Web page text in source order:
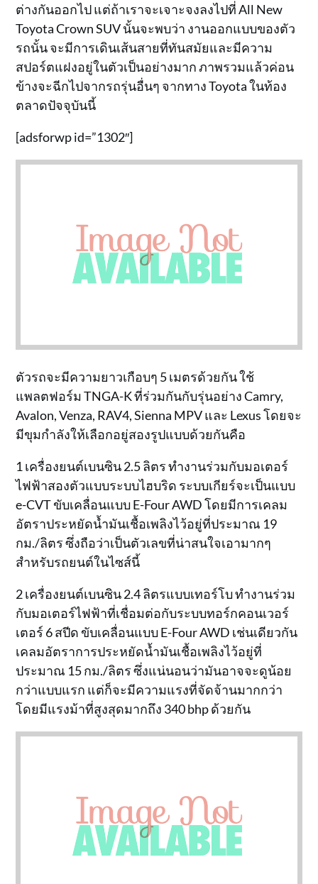
ต่างกันออกไป แต่ถ้าเราจะเจาะจงลงไปที่ All New
Toyota Crown SUV นั้นจะพบว่า งานออกแบบของตัว
รถนั้น จะมีการเดินเส้นสายที่ทันสมัยและมีความ
สปอร์ตแฝงอยู่ในตัวเป็นอย่างมาก ภาพรวมแล้วค่อน
ข้างจะฉีกไปจากรถรุ่นอื่นๆ จากทาง Toyota ในท้อง
ตลาดปัจจุบันนี้
[adsforwp id=”1302″]
ตัวรถจะมีความยาวเกือบๆ 5 เมตรด้วยกัน ใช้
แพลตฟอร์ม TNGA-K ที่ร่วมกันกับรุ่นอย่าง Camry,
Avalon, Venza, RAV4, Sienna MPV และ Lexus โดยจะ
มีขุมกำลังให้เลือกอยู่สองรูปแบบด้วยกันคือ
1 เครื่องยนต์เบนซิน 2.5 ลิตร ทำงานร่วมกับมอเตอร์
ไฟฟ้าสองตัวแบบระบบไฮบริด ระบบเกียร์จะเป็นแบบ
e-CVT ขับเคลื่อนแบบ E-Four AWD โดยมีการเคลม
อัตราประหยัดน้ำมันเชื้อเพลิงไว้อยู่ที่ประมาณ 19
กม./ลิตร ซึ่งถือว่าเป็นตัวเลขที่น่าสนใจเอามากๆ
สำหรับรถยนต์ในไซส์นี้
2 เครื่องยนต์เบนซิน 2.4 ลิตรแบบเทอร์โบ ทำงานร่วม
กับมอเตอร์ไฟฟ้าที่เชื่อมต่อกับระบบทอร์กคอนเวอร์
เตอร์ 6 สปีด ขับเคลื่อนแบบ E-Four AWD เช่นเดียวกัน
เคลมอัตราการประหยัดน้ำมันเชื้อเพลิงไว้อยู่ที่
ประมาณ 15 กม./ลิตร ซึ่งแน่นอนว่ามันอาจจะดูน้อย
กว่าแบบแรก แต่ก็จะมีความแรงที่จัดจ้านมากกว่า
โดยมีแรงม้าที่สูงสุดมากถึง 340 bhp ด้วยกัน